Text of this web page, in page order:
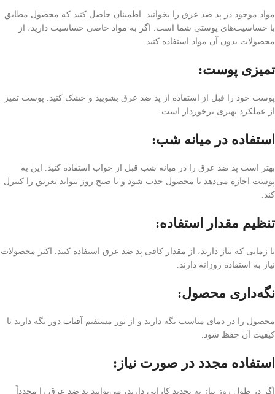
مواد موجود در پد ضد عرق را بخوانید. اطمینان حاصل کنید که محصول مطابق
با حساسیت‌های پوستی شما است. اگر به مواد خاصی حساسیت دارید، از
محصولات بدون آن مواد استفاده کنید.
تمیزی پوست:
پوست خود را قبل از استفاده از پد ضد عرق بشویید و خشک کنید. پوست تمیز
از عملکرد بهتری برخوردار است.
استفاده در میانه شب:
بهتر است پد ضد عرق را در میانه شب قبل از خواب استفاده کنید. این به
پوست اجازه می‌دهد تا محصول جذب شود و تا صبح روز بتواند تعریق را کنترل
کند.
تنظیم مقدار استفاده:
تا زمانی که نیاز دارید، از مقدار کافی پد ضد عرق استفاده کنید. اکثر محصولات
نیاز به استفاده روزانه دارند.
نگه‌داری محصول:
محصول را در دمای مناسب نگه دارید و از نور مستقیم آفتاب دور نگه دارید تا
کیفیت آن حفظ شود.
استفاده مجدد در صورت نیاز:
اگر در طول روز نیاز به تجدید کارایی دارید، می‌توانید پد ضد عرق را مجدداً